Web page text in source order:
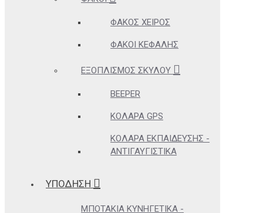
ΦΑΚΌΣ ΧΕΙΡΌΣ
ΦΑΚΟΊ ΚΕΦΑΛΉΣ
ΕΞΟΠΛΙΣΜΌΣ ΣΚΎΛΟΥ
BEEPER
ΚΟΛΆΡΑ GPS
ΚΟΛΆΡΑ ΕΚΠΑΊΔΕΥΣΗΣ -
ΑΝΤΙΓΑΥΓΙΣΤΙΚΆ
ΥΠΟΔΗΣΗ
ΜΠΟΤΆΚΙΑ ΚΥΝΗΓΕΤΙΚΆ -